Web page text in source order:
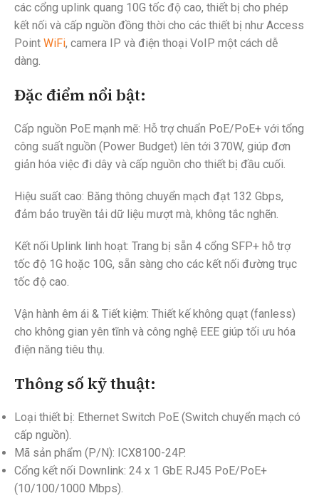
các cổng uplink quang 10G tốc độ cao, thiết bị cho phép
kết nối và cấp nguồn đồng thời cho các thiết bị như Access
Point WiFi, camera IP và điện thoại VoIP một cách dễ
dàng.
Đặc điểm nổi bật:
Cấp nguồn PoE mạnh mẽ: Hỗ trợ chuẩn PoE/PoE+ với tổng
công suất nguồn (Power Budget) lên tới 370W, giúp đơn
giản hóa việc đi dây và cấp nguồn cho thiết bị đầu cuối.
Hiệu suất cao: Băng thông chuyển mạch đạt 132 Gbps,
đảm bảo truyền tải dữ liệu mượt mà, không tắc nghẽn.
Kết nối Uplink linh hoạt: Trang bị sẵn 4 cổng SFP+ hỗ trợ
tốc độ 1G hoặc 10G, sẵn sàng cho các kết nối đường trục
tốc độ cao.
Vận hành êm ái & Tiết kiệm: Thiết kế không quạt (fanless)
cho không gian yên tĩnh và công nghệ EEE giúp tối ưu hóa
điện năng tiêu thụ.
Thông số kỹ thuật:
Loại thiết bị: Ethernet Switch PoE (Switch chuyển mạch có
cấp nguồn).
Mã sản phẩm (P/N): ICX8100-24P.
Cổng kết nối Downlink: 24 x 1 GbE RJ45 PoE/PoE+
(10/100/1000 Mbps).